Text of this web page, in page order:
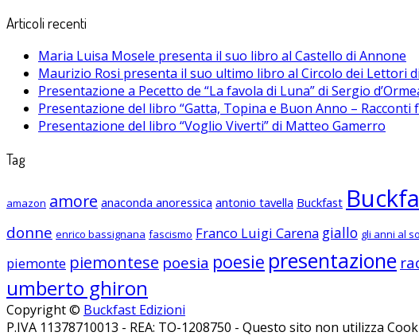
Articoli recenti
Maria Luisa Mosele presenta il suo libro al Castello di Annone
Maurizio Rosi presenta il suo ultimo libro al Circolo dei Lettori
Presentazione a Pecetto de “La favola di Luna” di Sergio
Presentazione del libro “Gatta, Topina e Buon Anno –
Presentazione del libro “Voglio Viverti” di Matteo Gamerro
Tag
amazon amore anaconda anoressica antonio tavella Buckfast
donne enrico bassignana fascismo Franco Luigi Carena giallo gli anni al
piemonte piemontese poesia poesie presentazione
umberto ghiron
Copyright © Buckfast Edizioni
P.IVA 11378710013 - REA: TO-1208750 - Questo sito non utilizza